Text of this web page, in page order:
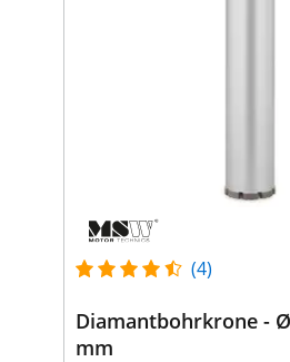
(4)
Diamantbohrkrone -
mm